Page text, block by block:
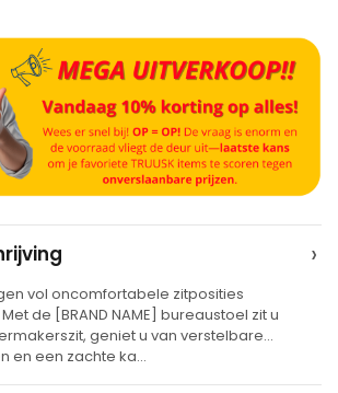
›
vol oncomfortabele zitposities
de [BRAND NAME] bureaustoel zit u
geniet u van verstelbare
en een zachte ka…